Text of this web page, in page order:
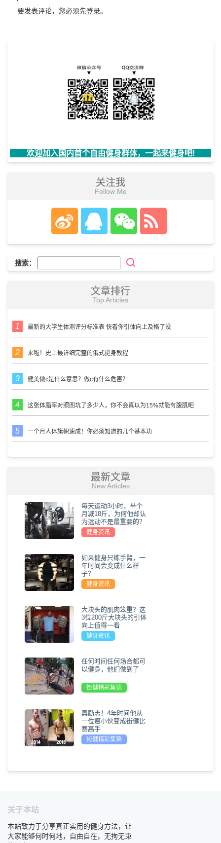
要发表评论，您必须先登录。
欢迎加入国内首个自由健身群体，一起来健身吧!
关注我
Follow Me
搜索：
文章排行
Top Articles
最新的大学生体测评分标准表 快看你引体向上及格了没
来啦！史上最详细完整的俄式挺身教程
健美做c是什么意思？做c有什么危害？
这张体脂率对照图坑了多少人，你不会真以为15%就能有腹肌吧
一个月人体旗帜速成！你必须知道的几个基本功
最新文章
New Articles
每天运动3小时，半个
月减18斤，为何他却认
为运动不是最重要的？
健身资讯
如果健身只练手臂，一
年时间会变成什么样
子？
健身资讯
大块头的肌肉笨重？这
3位200斤大块头的引体
向上值得一看
健身资讯
任何时间任何场合都可
以健身，他们做到了
街健精彩集锦
真励志！4年时间他从
一位瘦小伙变成街健比
赛高手
街健精彩集锦
关于本站
本站致力于分享真正实用的健身方法，让
大家能够何时何地，自由自在，无拘无束